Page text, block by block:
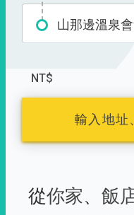
山那邊溫泉
NT$
輸入地址
從你家、 飯